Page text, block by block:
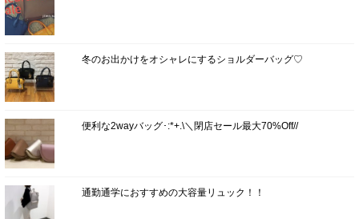
冬のお出かけをオシャレにするショルダーバッグ♡
便利な2wayバッグ･:*+.\＼閉店セール最大70%Off//
通勤通学におすすめの大容量リュック！！